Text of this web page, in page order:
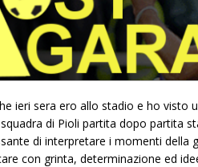
ieri sera ero allo stadio e ho visto
di Pioli partita dopo partita
di interpretare i momenti della
con grinta, determinazione ed